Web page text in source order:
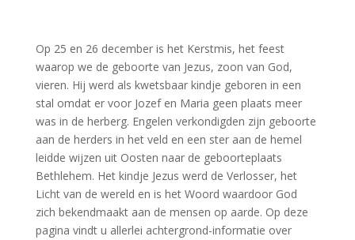
Op 25 en 26 december is het Kerstmis, het feest
waarop we de geboorte van Jezus, zoon van God,
vieren. Hij werd als kwetsbaar kindje geboren in een
stal omdat er voor Jozef en Maria geen plaats meer
was in de herberg. Engelen verkondigden zijn geboorte
aan de herders in het veld en een ster aan de hemel
leidde wijzen uit Oosten naar de geboorteplaats
Bethlehem. Het kindje Jezus werd de Verlosser, het
Licht van de wereld en is het Woord waardoor God
zich bekendmaakt aan de mensen op aarde. Op deze
pagina vindt u allerlei achtergrond-informatie over